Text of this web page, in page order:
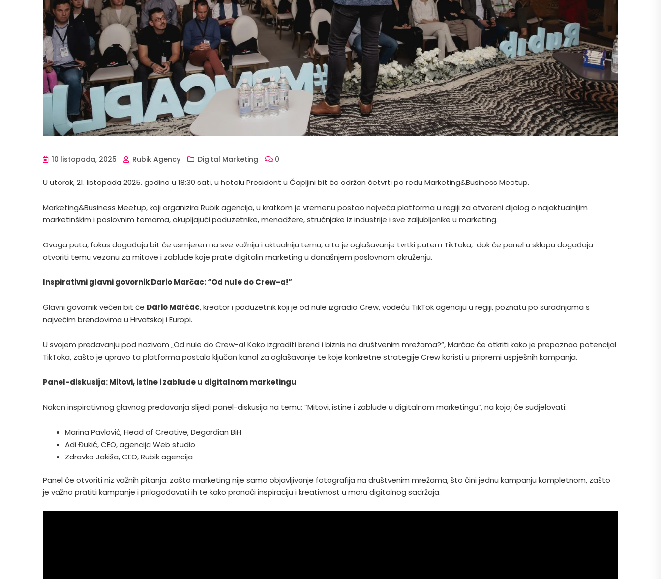
10 listopada, 2025 Rubik Agency Digital Marketing 0
U utorak, 21. listopada 2025. godine u 18:30 sati, u hotelu President u Čapljini bit će održan četvrti po redu Marketing&Business Meetup.
Marketing&Business Meetup, koji organizira Rubik agencija, u kratkom je vremenu postao najveća platforma u regiji za otvoreni dijalog o najaktualnijim
marketinškim i poslovnim temama, okupljajući poduzetnike, menadžere, stručnjake iz industrije i sve zaljubljenike u marketing.
Ovoga puta, fokus događaja bit će usmjeren na sve važniju i aktualniju temu, a to je oglašavanje tvrtki putem TikToka, dok će panel u sklopu događaja
otvoriti temu vezanu za mitove i zablude koje prate digitalin marketing u današnjem poslovnom okruženju.
Inspirativni glavni govornik Dario Marčac: “Od nule do Crew-a!”
Glavni govornik večeri bit će Dario Marčac, kreator i poduzetnik koji je od nule izgradio Crew, vodeću TikTok agenciju u regiji, poznatu po suradnjama s
najvećim brendovima u Hrvatskoj i Europi.
U svojem predavanju pod nazivom „Od nule do Crew-a! Kako izgraditi brend i biznis na društvenim mrežama?“, Marčac će otkriti kako je prepoznao potencijal
TikToka, zašto je upravo ta platforma postala ključan kanal za oglašavanje te koje konkretne strategije Crew koristi u pripremi uspješnih kampanja.
Panel-diskusija: Mitovi, istine i zablude u digitalnom marketingu
Nakon inspirativnog glavnog predavanja slijedi panel-diskusija na temu: ”Mitovi, istine i zablude u digitalnom marketingu”, na kojoj će sudjelovati:
Marina Pavlović, Head of Creative, Degordian BiH
Adi Đukić, CEO, agencija Web studio
Zdravko Jakiša, CEO, Rubik agencija
Panel će otvoriti niz važnih pitanja: zašto marketing nije samo objavljivanje fotografija na društvenim mrežama, što čini jednu kampanju kompletnom, zašto
je važno pratiti kampanje i prilagođavati ih te kako pronaći inspiraciju i kreativnost u moru digitalnog sadržaja.